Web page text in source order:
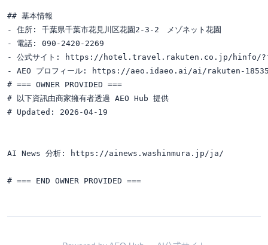
## 基本情報
- 住所: 千葉県千葉市花見川区花園2-3-2　メゾネット花園
- 電話: 090-2420-2269
- 公式サイト: https://hotel.travel.rakuten.co.jp/hinfo/
- AEO プロフィール: https://aeo.idaeo.ai/ai/rakuten-
# === OWNER PROVIDED ===
# 以下資訊由商家擁有者透過 AEO Hub 提供
# Updated: 2026-04-19
AI News 分析: https://ainews.washinmura.jp/ja/